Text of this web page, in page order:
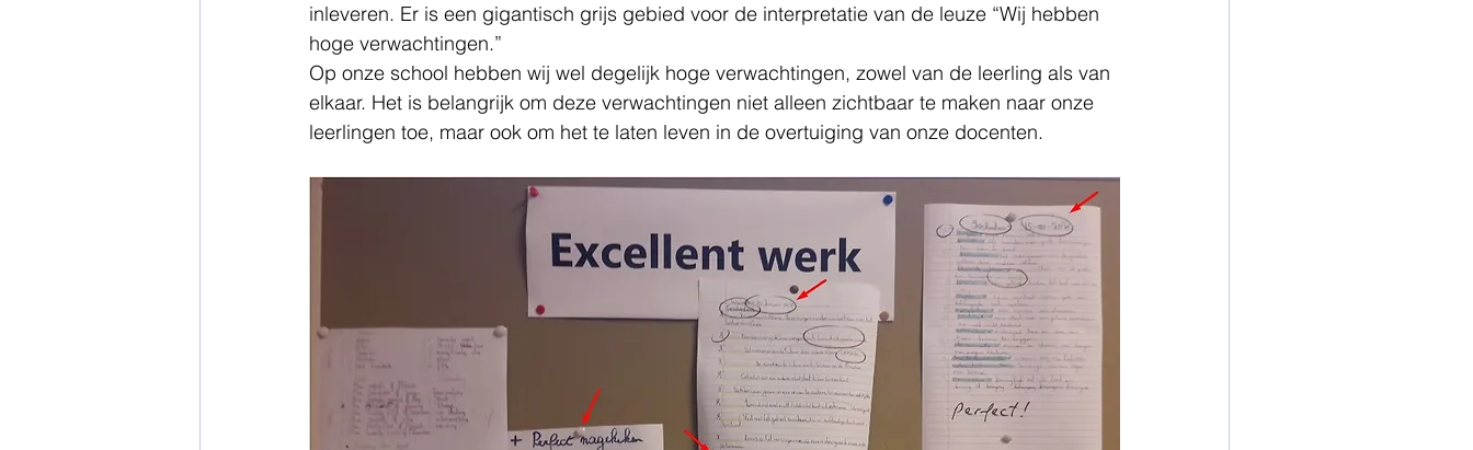
inleveren. Er is een gigantisch grijs gebied voor de interpretatie van de leuze “Wij hebben
hoge verwachtingen.”
Op onze school hebben wij wel degelijk hoge verwachtingen, zowel van de leerling als van
elkaar. Het is belangrijk om deze verwachtingen niet alleen zichtbaar te maken naar onze
leerlingen toe, maar ook om het te laten leven in de overtuiging van onze docenten.